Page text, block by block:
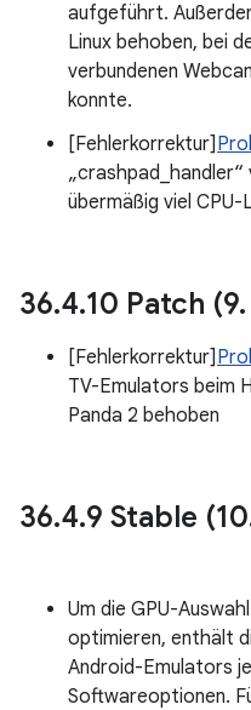
aufgeführt.
Linux behoben, bei
verbundenen
konnte.
[Fehlerkorrektur]
übermäßig viel CPU-
36.4.10 Patch (9.
[Fehlerkorrektur]
TV-Emulators beim
Panda 2 behoben
36.4.9 Stable (10
Um die GPU-
optimieren, enthält
Android-Emulators
Softwareoptionen.